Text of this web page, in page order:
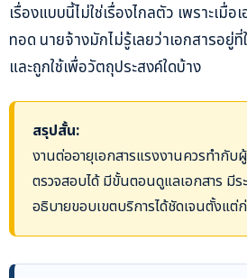
เรื่องแบบนี้ไม่ใช่เรื่องไกลตัว เพราะเมื่
ทอด นายจ้างมักไม่รู้เลยว่าเอกสารอยู่
และถูกใช้เพื่อวัตถุประสงค์ใดบ้าง
สรุปสั้น:
งานต่ออายุเอกสารแรงงานควรทำกับ
ตรวจสอบได้ มีขั้นตอนดูแลเอกสาร มีร
อธิบายขอบเขตบริการได้ชัดเจนตั้งแต่